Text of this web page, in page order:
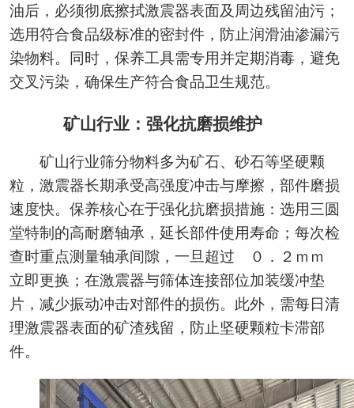
油后，必须彻底擦拭激震器表面及周边残留油污；
选用符合食品级标准的密封件，防止润滑油渗漏污
染物料。同时，保养工具需专用并定期消毒，避免
交叉污染，确保生产符合食品卫生规范。
矿山行业：强化抗磨损维护
矿山行业筛分物料多为矿石、砂石等坚硬颗
粒，激震器长期承受高强度冲击与摩擦，部件磨损
速度快。保养核心在于强化抗磨损措施：选用三圆
堂特制的高耐磨轴承，延长部件使用寿命；每次检
查时重点测量轴承间隙，一旦超过 ０．２ｍｍ
立即更换；在激震器与筛体连接部位加装缓冲垫
片，减少振动冲击对部件的损伤。此外，需每日清
理激震器表面的矿渣残留，防止坚硬颗粒卡滞部
件。